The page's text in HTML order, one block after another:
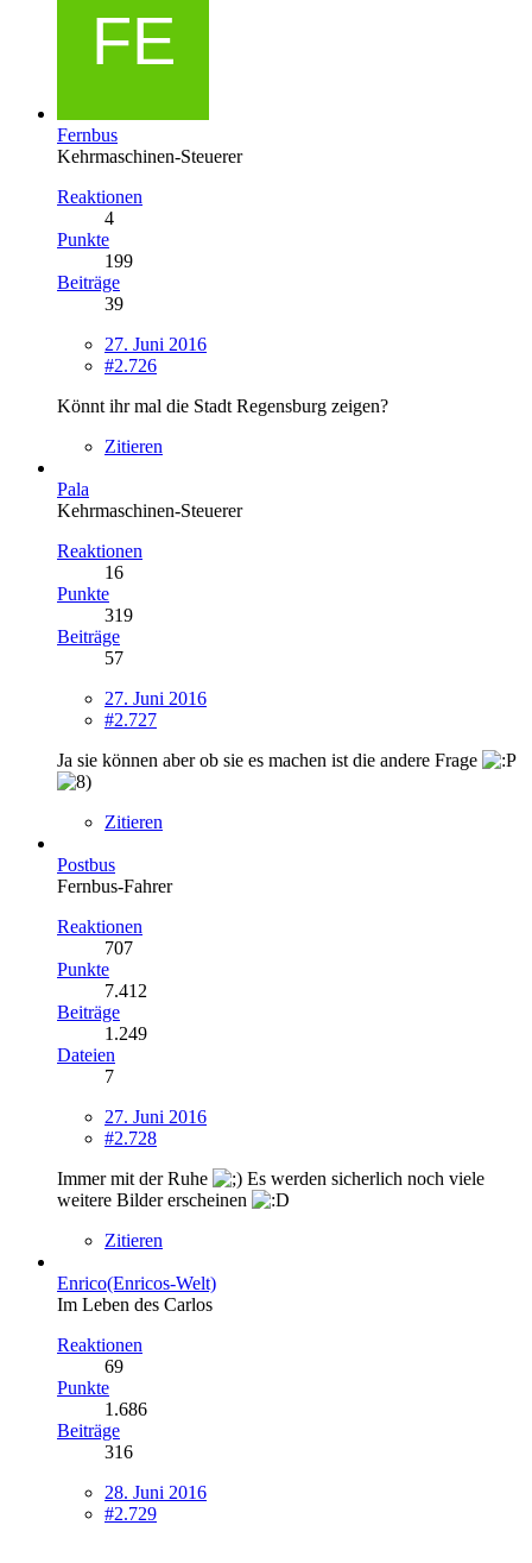
Fernbus
Kehrmaschinen-Steuerer
Reaktionen
4
Punkte
199
Beiträge
39
27. Juni 2016
#2.726
Könnt ihr mal die Stadt Regensburg zeigen?
Zitieren
Pala
Kehrmaschinen-Steuerer
Reaktionen
16
Punkte
319
Beiträge
57
27. Juni 2016
#2.727
Ja sie können aber ob sie es machen ist die andere Frage
Zitieren
Postbus
Fernbus-Fahrer
Reaktionen
707
Punkte
7.412
Beiträge
1.249
Dateien
7
27. Juni 2016
#2.728
Immer mit der Ruhe
Es werden sicherlich noch viele
weitere Bilder erscheinen
Zitieren
Enrico(Enricos-Welt)
Im Leben des Carlos
Reaktionen
69
Punkte
1.686
Beiträge
316
28. Juni 2016
#2.729